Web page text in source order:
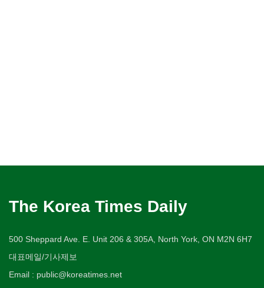
The Korea Times Daily
500 Sheppard Ave. E. Unit 206 & 305A, North York, ON M2N 6H7
대표메일/기사제보
Email : public@koreatimes.net